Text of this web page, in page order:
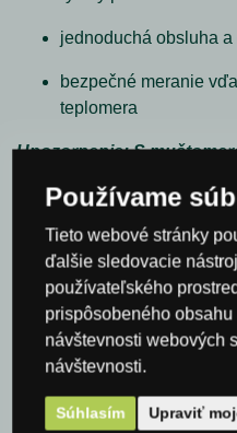
jednoduchá obsluha
bezpečné meranie
teplomera
Upozornenie: S
ochrannom obale na
Dôležité:
UPOZORNENIE:Z dôvodu
akceptovať reklamácie
preprave, ak zákazník
Zákazník je pri preberaní
vizuálne balík, či nenesie
zaobchádzania. Jedná sa o
Používame
Tieto webové stránky
ďalšie sledovacie
používateľského
prispôsobeného
návštevnosti webových
návštevnosti.
Súhlasím Upraviť